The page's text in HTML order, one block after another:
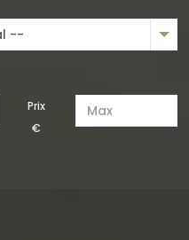
--
€